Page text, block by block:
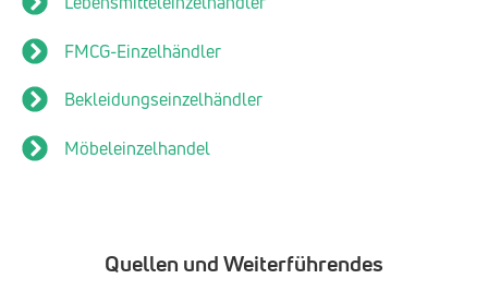
FMCG-Einzelhändler
Bekleidungseinzelhändler
Möbeleinzelhandel
Quellen und Weiterführendes